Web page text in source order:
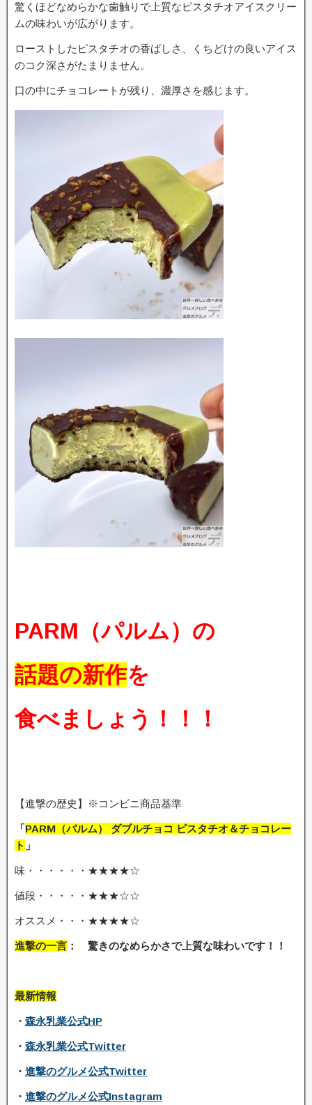
驚くほどなめらかな歯触りで上質なピスタチオアイスクリー
ムの味わいが広がります。
ローストしたピスタチオの香ばしさ、くちどけの良いアイス
のコク深さがたまりません。
口の中にチョコレートが残り、濃厚さを感じます。
PARM（パルム）の
話題の新作を
食べましょう！！！
【進撃の歴史】※コンビニ商品基準
「PARM（パルム） ダブルチョコ ピスタチオ＆チョコレー
ト 」
味・・・・・・★★★★☆
値段・・・・・★★★☆☆
オススメ・・・★★★★☆
進撃の一言 ： 驚きのなめらかさで上質な味わいです ！！
最新情報
・ 森永乳業公式HP
・ 森永乳業公式Twitter
・ 進撃のグルメ公式Twitter
・ 進撃のグルメ公式Instagram